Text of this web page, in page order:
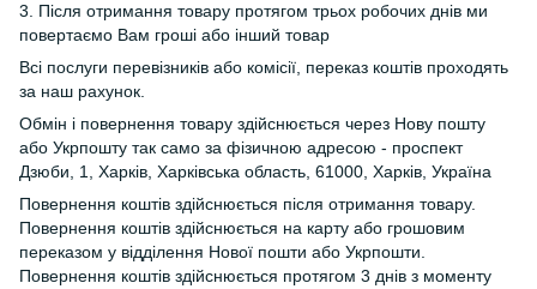
3. Після отримання товару протягом трьох робочих днів ми
повертаємо Вам гроші або інший товар
Всі послуги перевізників або комісії, переказ коштів проходять
за наш рахунок.
Обмін і повернення товару здійснюється через Нову пошту
або Укрпошту так само за фізичною адресою - проспект
Дзюби, 1, Харків, Харківська область, 61000, Харків, Україна
Повернення коштів здійснюється після отримання товару.
Повернення коштів здійснюється на карту або грошовим
переказом у відділення Нової пошти або Укрпошти.
Повернення коштів здійснюється протягом 3 днів з моменту